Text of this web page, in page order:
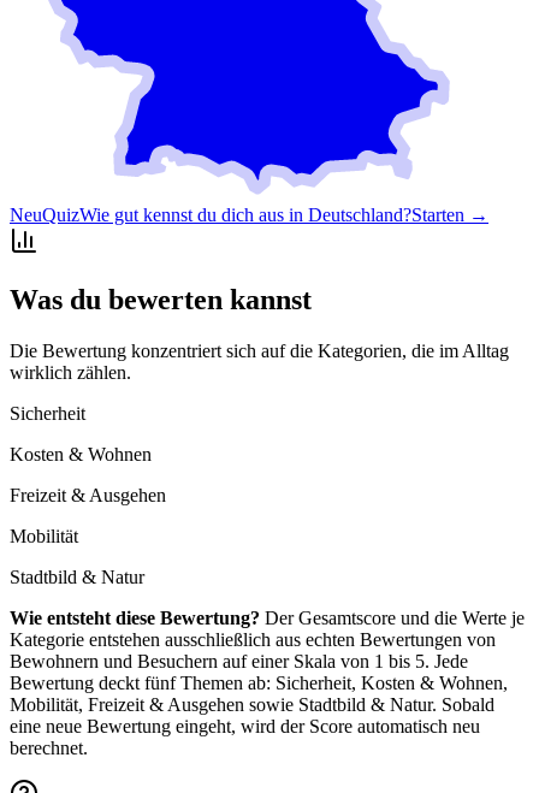
NeuQuizWie gut kennst du dich aus in Deutschland?Starten →
Was du bewerten kannst
Die Bewertung konzentriert sich auf die Kategorien, die im Alltag
wirklich zählen.
Sicherheit
Kosten & Wohnen
Freizeit & Ausgehen
Mobilität
Stadtbild & Natur
Wie entsteht diese Bewertung? Der Gesamtscore und die Werte je
Kategorie entstehen ausschließlich aus echten Bewertungen von
Bewohnern und Besuchern auf einer Skala von 1 bis 5. Jede
Bewertung deckt fünf Themen ab: Sicherheit, Kosten & Wohnen,
Mobilität, Freizeit & Ausgehen sowie Stadtbild & Natur. Sobald
eine neue Bewertung eingeht, wird der Score automatisch neu
berechnet.